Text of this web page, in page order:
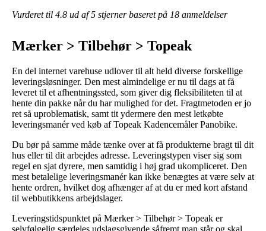
Vurderet til 4.8 ud af 5 stjerner baseret på 18 anmeldelser
Mærker > Tilbehør > Topeak
En del internet varehuse udlover til alt held diverse forskellige
leveringsløsninger. Den mest almindelige er nu til dags at få
leveret til et afhentningssted, som giver dig fleksibiliteten til at
hente din pakke når du har mulighed for det. Fragtmetoden er jo
ret så uproblematisk, samt tit ydermere den mest letkøbte
leveringsmanér ved køb af Topeak Kadencemåler Panobike.
Du bør på samme måde tænke over at få produkterne bragt til dit
hus eller til dit arbejdes adresse. Leveringstypen viser sig som
regel en sjat dyrere, men samtidig i høj grad ukompliceret. Den
mest betalelige leveringsmanér kan ikke benægtes at være selv at
hente ordren, hvilket dog afhænger af at du er med kort afstand
til webbutikkens arbejdslager.
Leveringstidspunktet på Mærker > Tilbehør > Topeak er
selvfølgelig særdeles udslagsgivende såfremt man står og skal